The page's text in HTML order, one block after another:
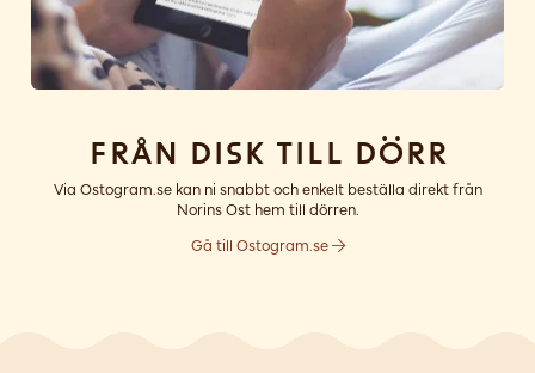
Från disk till dörr
Via Ostogram.se kan ni snabbt och enkelt beställa direkt från
Norins Ost hem till dörren.
Gå till Ostogram.se